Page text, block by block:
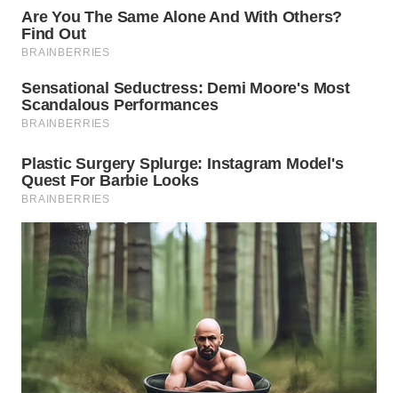
WN
BORNEO
Media
Group
NEWS
WAHANA
ADVOKAT
WAHANA
INFRASTRUKTUR